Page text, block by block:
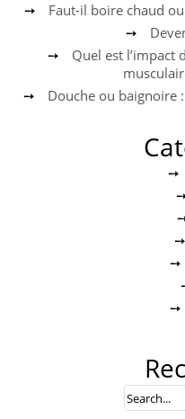
Faut-il boire chaud
Quel est l’impact
Douche ou baignoire